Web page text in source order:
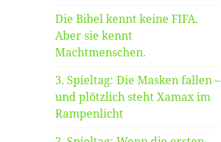
Die Bibel kennt keine FIFA.
Aber sie kennt
Machtmenschen.
3. Spieltag: Die Masken fallen –
und plötzlich steht Xamax im
Rampenlicht